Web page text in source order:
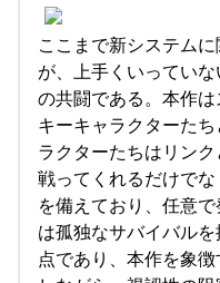
ここまで新システム
が、上手くいってい
の共闘である。本作は
キーキャラクターた
ラクターたちはリン
戦ってくれるだけで
を備えており、任意
は孤独なサバイバル
点であり、本作を象